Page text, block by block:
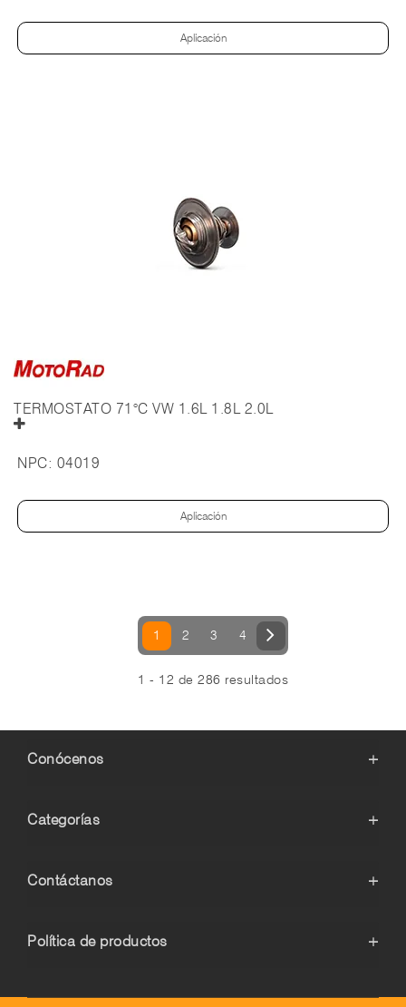
Aplicación
TERMOSTATO 71°C VW 1.6L 1.8L 2.0L
NPC: 04019
Aplicación
1 2 3 4
1 - 12 de 286 resultados
Conócenos +
Categorías +
Contáctanos +
Política de productos +